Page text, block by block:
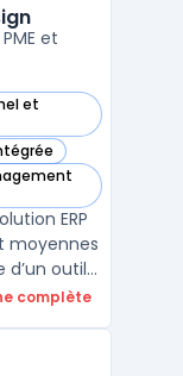
ainsi que
et
et
cette catégorie
catégorie
cette catégorie
ERP
moyennes
d’un outil
de
clés
complète